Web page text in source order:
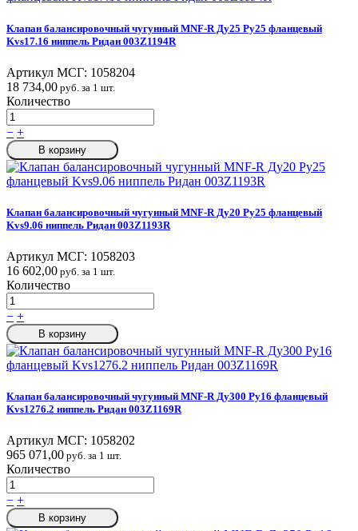
Клапан балансировочный чугунный MNF-R Ду25 Ру25 фланцевый
Kvs17.16 ниппель Ридан 003Z1194R
Артикул МСГ: 1058204
18 734,00 руб. за 1 шт.
Количество
− +
В корзину
Клапан балансировочный чугунный MNF-R Ду20 Ру25 фланцевый
Kvs9.06 ниппель Ридан 003Z1193R
Артикул МСГ: 1058203
16 602,00 руб. за 1 шт.
Количество
− +
В корзину
Клапан балансировочный чугунный MNF-R Ду300 Ру16 фланцевый
Kvs1276.2 ниппель Ридан 003Z1169R
Артикул МСГ: 1058202
965 071,00 руб. за 1 шт.
Количество
− +
В корзину